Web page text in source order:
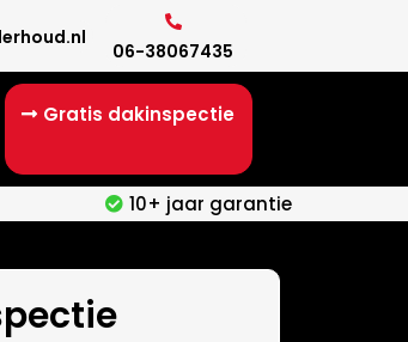
06-38067435
Gratis dakinspectie
10+ jaar garantie